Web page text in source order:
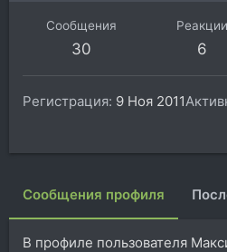
Сообщения
30
Реакции
6
Регистрация 9 Ноя 2011
Сообщения профиля
В профиле пользователя